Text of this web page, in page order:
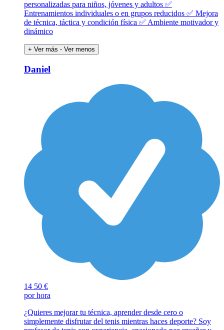
personalizadas para niños, jóvenes y adultos ✅
Entrenamientos individuales o en grupos reducidos ✅ Mejora
de técnica, táctica y condición física ✅ Ambiente motivador y
dinámico
+ Ver más - Ver menos
Daniel
14 50 €
por hora
¿Quieres mejorar tu técnica, aprender desde cero o
simplemente disfrutar del tenis mientras haces deporte? Soy